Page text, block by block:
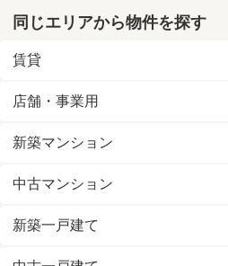
同じエリアから物件を探す
賃貸
店舗・事業用
新築マンション
中古マンション
新築一戸建て